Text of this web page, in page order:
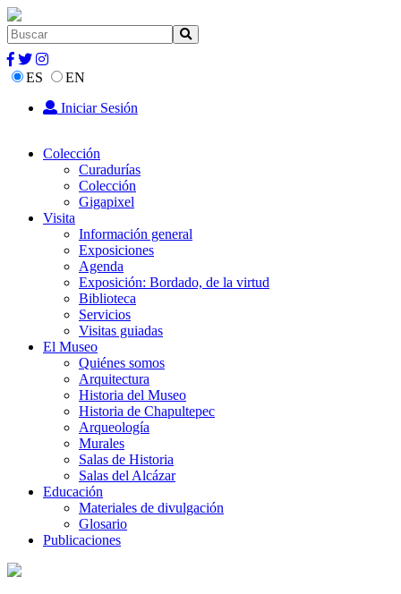
ES
EN
Iniciar Sesión
Colección
Curadurías
Colección
Gigapixel
Visita
Información general
Exposiciones
Agenda
Exposición: Bordado, de la virtud
Biblioteca
Servicios
Visitas guiadas
El Museo
Quiénes somos
Arquitectura
Historia del Museo
Historia de Chapultepec
Arqueología
Murales
Salas de Historia
Salas del Alcázar
Educación
Materiales de divulgación
Glosario
Publicaciones